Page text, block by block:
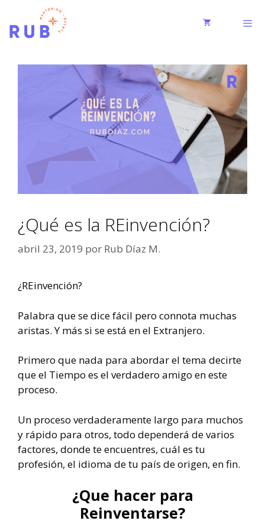
¿Qué es la REinvención?
abril 23, 2019 por Rub Díaz M.
¿REinvención?
Palabra que se dice fácil pero connota muchas
aristas. Y más si se está en el Extranjero.
Primero que nada para abordar el tema decirte
que el Tiempo es el verdadero amigo en este
proceso.
Un proceso verdaderamente largo para muchos
y rápido para otros, todo dependerá de varios
factores, donde te encuentres, cuál es tu
profesión, el idioma de tu país de origen, en fin.
¿Que hacer para
Reinventarse?